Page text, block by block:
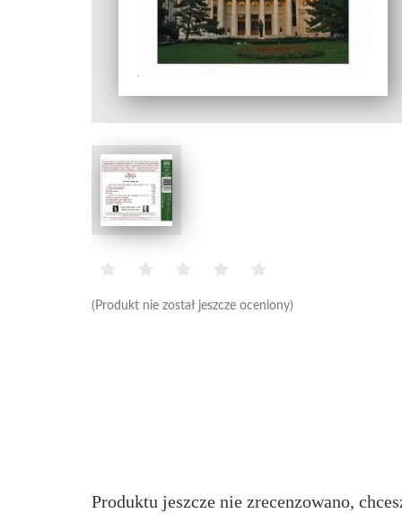
(Produkt nie został jeszcze oceniony)
Produktu jeszcze nie zrecenzowano,